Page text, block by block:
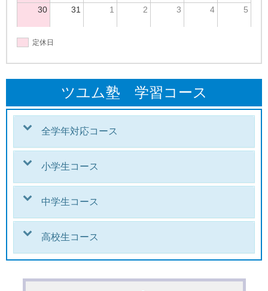
30 31 1 2 3 4 5
定休日
ツユム塾 学習コース
全学年対応コース
小学生コース
中学生コース
高校生コース